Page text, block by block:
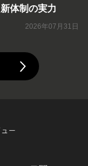
体制の実力
2026年07月31日
ー